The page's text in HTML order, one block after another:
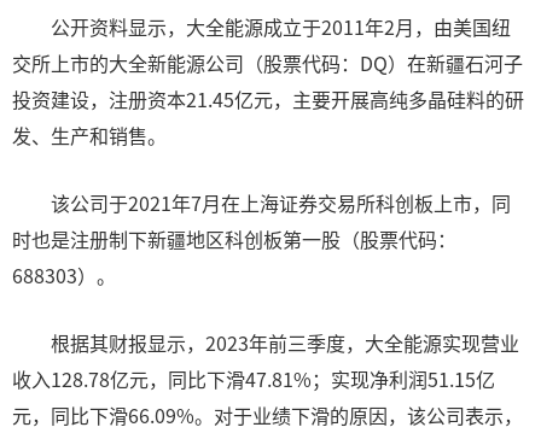
公开资料显示，大全能源成立于2011年2月，由美国纽
交所上市的大全新能源公司（股票代码：DQ）在新疆石河子
投资建设，注册资本21.45亿元，主要开展高纯多晶硅料的研
发、生产和销售。
该公司于2021年7月在上海证券交易所科创板上市，同
时也是注册制下新疆地区科创板第一股（股票代码：
688303）。
根据其财报显示，2023年前三季度，大全能源实现营业
收入128.78亿元，同比下滑47.81%；实现净利润51.15亿
元，同比下滑66.09%。对于业绩下滑的原因，该公司表示，